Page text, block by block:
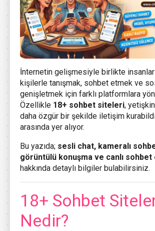
İnternetin gelişmesiyle birlikte insanlar
kişilerle tanışmak, sohbet etmek ve
genişletmek için farklı platformlara
Özellikle 18+ sohbet siteleri, yetişkin
daha özgür bir şekilde iletişim
arasında yer alıyor.
Bu yazıda; sesli chat, kameralı
görüntülü konuşma ve canlı sohbet
hakkında detaylı bilgiler bulabilirsiniz.
18+ Sohbet
Nedir?